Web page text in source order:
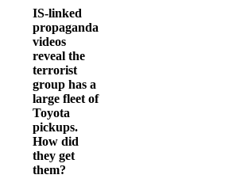
IS-linked
propaganda
videos
reveal the
terrorist
group has a
large fleet of
Toyota
pickups.
How did
they get
them?